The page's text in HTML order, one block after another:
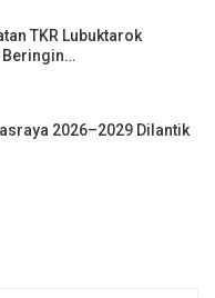
TKR Lubuktarok
Beringin…
2026–2029 Dilantik